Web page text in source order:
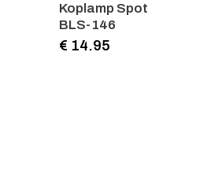
Koplamp Spot
BLS-146
€ 14.95